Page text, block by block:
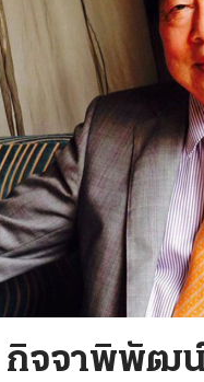
กิจจาพิพัฒน์